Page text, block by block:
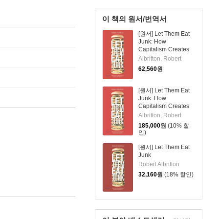
이 책의 원서/번역서
[원서] Let Them Eat
Junk: How
Capitalism Creates
Hunger And Obesity
Albritton, Robert
62,560원
[원서] Let Them Eat
Junk: How
Capitalism Creates
Hunger and Obesity
Albritton, Robert
185,000원 (10% 할
인)
[원서] Let Them Eat
Junk
Robert Albritton
32,160원 (18% 할인)